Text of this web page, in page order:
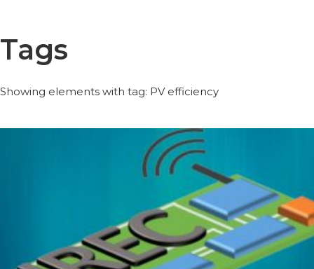
Tags
Showing elements with tag: PV efficiency